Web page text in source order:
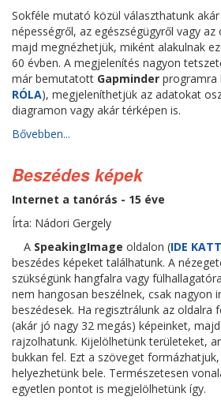
Sokféle mutató közül választhatunk
népességről, az egészségügyről vagy
majd megnézhetjük, miként alakulnak
60 évben. A megjelenítés nagyon
már bemutatott Gapminder programra
RÓLA), megjeleníthetjük az adatokat
diagramon vagy akár térképen is.
Bővebben...
Beszédes képek
Internet a tanórás - 15 éve
Írta: Nádori Gergely
A SpeakingImage oldalon (IDE
beszédes képeket találhatunk. A
szükségünk hangfalra vagy
nem hangosan beszélnek, csak nagyon
beszédesek. Ha regisztrálunk az oldalra
(akár jó nagy 32 megás) képeinket,
rajzolhatunk. Kijelölhetünk területeket,
bukkan fel. Ezt a szöveget
helyezhetünk bele. Természetesen
egyetlen pontot is megjelölhetünk így.